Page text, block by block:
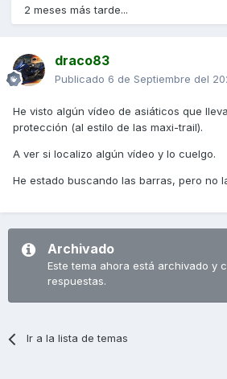
2 meses más tarde...
draco83
Publicado 6 de Septiembre del
He visto algún vídeo de asiáticos que
protección (al estilo de las maxi-trail).
A ver si localizo algún vídeo y lo cuelgo.
He estado buscando las barras, pero no
Archivado
Este tema ahora está archivado y
respuestas.
Ir a la lista de temas